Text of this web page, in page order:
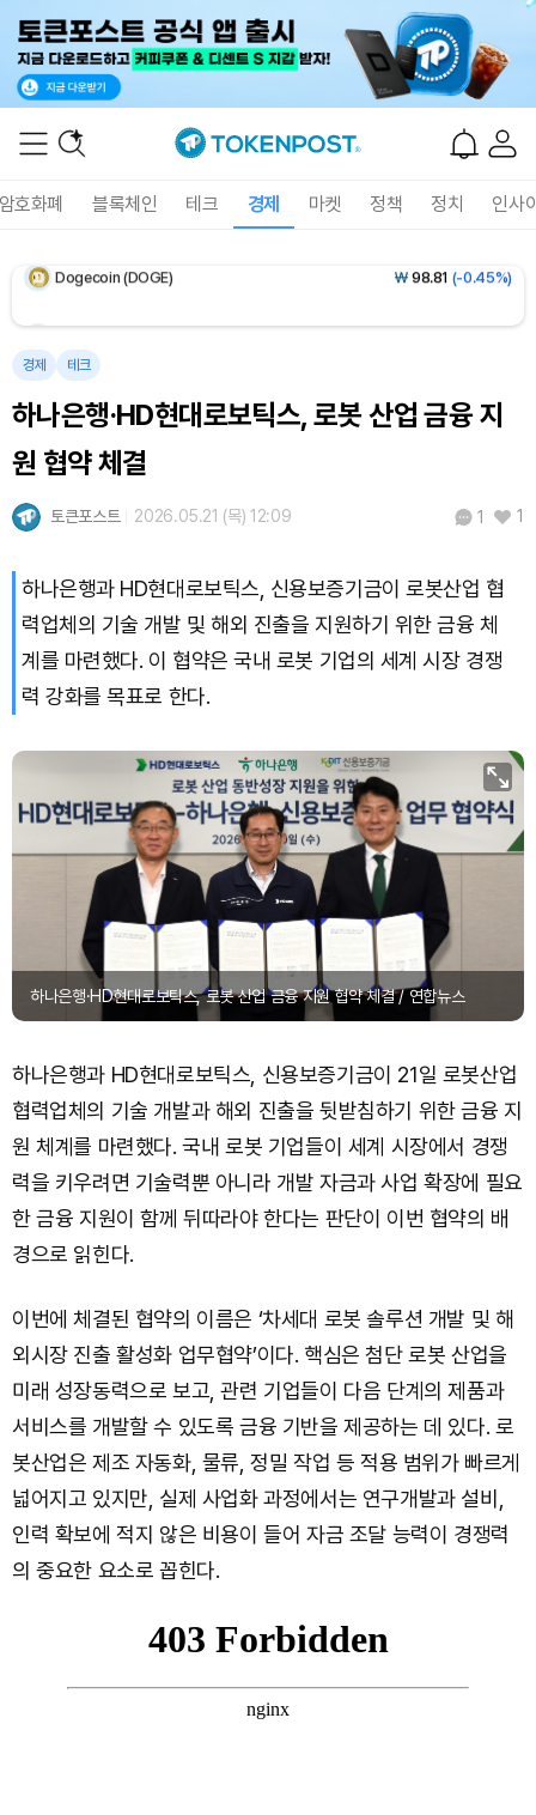
호화폐 블록체인 테크 경제 마켓 정책 정치 인사
Solana (SOL) ₩103,930(-1.05%)
경제 테크
하나은행·HD현대로보틱스, 로봇 산업 금융 지
원 협약 체결
토큰포스트 2026.05.21 (목) 12:09 1 1
하나은행과 HD현대로보틱스, 신용보증기금이 로봇산업 협
력업체의 기술 개발 및 해외 진출을 지원하기 위한 금융 체
계를 마련했다. 이 협약은 국내 로봇 기업의 세계 시장 경쟁
력 강화를 목표로 한다.
하나은행·HD현대로보틱스, 로봇 산업 금융 지원 협약 체결 / 연합뉴스
하나은행과 HD현대로보틱스, 신용보증기금이 21일 로봇산업
협력업체의 기술 개발과 해외 진출을 뒷받침하기 위한 금융 지
원 체계를 마련했다. 국내 로봇 기업들이 세계 시장에서 경쟁
력을 키우려면 기술력뿐 아니라 개발 자금과 사업 확장에 필요
한 금융 지원이 함께 뒤따라야 한다는 판단이 이번 협약의 배
경으로 읽힌다.
이번에 체결된 협약의 이름은 ‘차세대 로봇 솔루션 개발 및 해
외시장 진출 활성화 업무협약’이다. 핵심은 첨단 로봇 산업을
미래 성장동력으로 보고, 관련 기업들이 다음 단계의 제품과
서비스를 개발할 수 있도록 금융 기반을 제공하는 데 있다. 로
봇산업은 제조 자동화, 물류, 정밀 작업 등 적용 범위가 빠르게
넓어지고 있지만, 실제 사업화 과정에서는 연구개발과 설비,
인력 확보에 적지 않은 비용이 들어 자금 조달 능력이 경쟁력
의 중요한 요소로 꼽힌다.